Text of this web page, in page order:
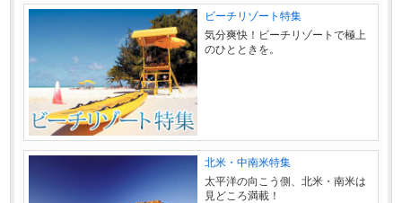
ビーチリゾート特集
気分爽快！ビーチリゾートで極上
のひとときを。
北米・中南米特集
太平洋の向こう側、北米・南米は
見どころ満載！